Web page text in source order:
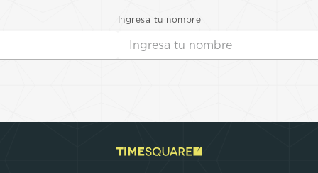
Ingresa tu nombre